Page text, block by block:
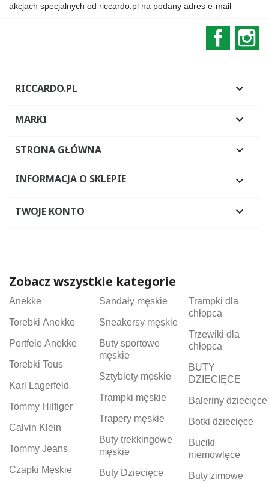
akcjach specjalnych od riccardo.pl na podany adres e-mail
RICCARDO.PL 
MARKI 
STRONA GŁÓWNA 
INFORMACJA O SKLEPIE 
TWOJE KONTO 
Zobacz wszystkie kategorie
Anekke
Torebki Anekke
Portfele Anekke
Torebki Tous
Karl Lagerfeld
Tommy Hilfiger
Calvin Klein
Tommy Jeans
Czapki Męskie
Sandały męskie
Sneakersy męskie
Buty sportowe
męskie
Sztyblety męskie
Trampki męskie
Trapery męskie
Buty trekkingowe
męskie
Buty Dziecięce
Trampki dla
chłopca
Trzewiki dla
chłopca
BUTY
DZIECIĘCE
Baleriny dziecięce
Botki dziecięce
Buciki
niemowlęce
Buty zimowe